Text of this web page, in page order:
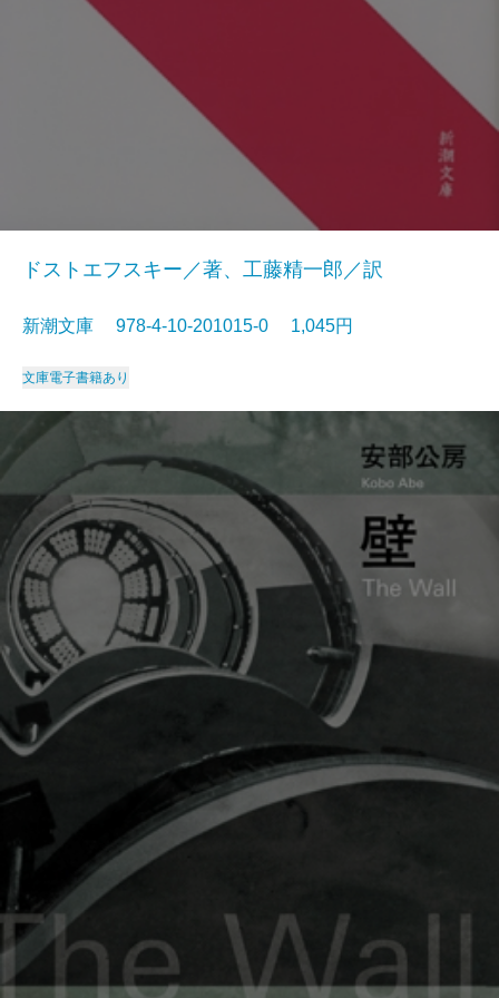
ドストエフスキー／著、工藤精一郎／訳
新潮文庫 978-4-10-201015-0 1,045円
文庫電子書籍あり